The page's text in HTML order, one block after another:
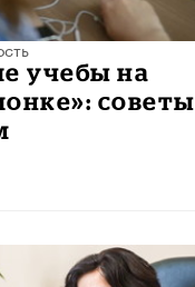
учебы на
советы